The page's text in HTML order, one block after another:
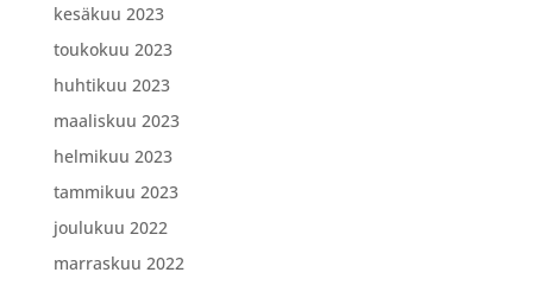
kesäkuu 2023
toukokuu 2023
huhtikuu 2023
maaliskuu 2023
helmikuu 2023
tammikuu 2023
joulukuu 2022
marraskuu 2022